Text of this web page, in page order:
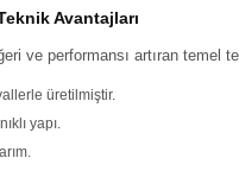
Avantajları
ve performansı artıran temel
üretilmiştir.
yapı.